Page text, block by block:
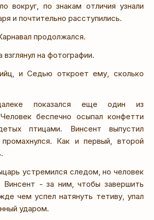
вокруг, по знакам отличия узнали
и почтительно расступились.
продолжался.
взглянул на фотографии.
и Седью откроет ему, сколько
показался еще один из
беспечно осыпал конфетти
птицами. Винсент выпустил
Как и первый, второй
устремился следом, но человек
Винсент - за ним, чтобы завершить
чем успел натянуть тетиву, упал
ударом.